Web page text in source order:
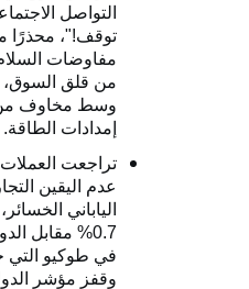
التواصل
توقف!"، محذرًا
مفاوضات السلام
من قلق السوق،
وسط مخاوف
إمدادات الطاقة.
تراجعت
عدم اليقين
الياباني
0.7% مقابل
في طوكيو التي